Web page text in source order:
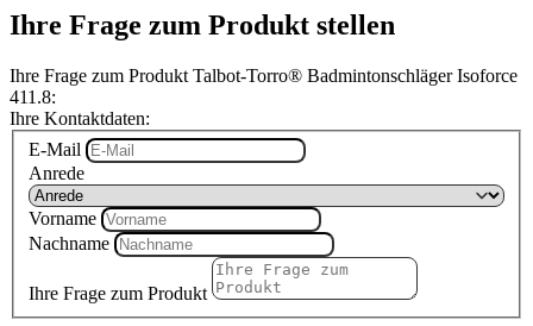
Ihre Frage zum Produkt stellen
Ihre Frage zum Produkt Talbot-Torro® Badmintonschläger Isoforce
411.8:
Ihre Kontaktdaten:
E-Mail
Anrede
Vorname
Nachname
Ihre Frage zum Produkt